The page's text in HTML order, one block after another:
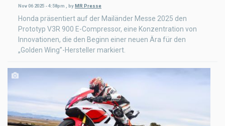
Nov 06 2025 - 4:58pm , byMR Presse
Honda präsentiert auf der Mailänder Messe 2025 den
Prototyp V3R 900 E-Compressor, eine Konzentration von
Innovationen, die den Beginn einer neuen Ära für den
„Golden Wing”-Hersteller markiert.